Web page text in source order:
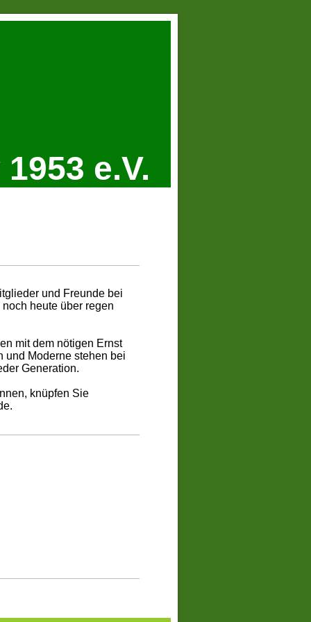
e.V.
und Freunde bei
heute über regen
mit dem nötigen Ernst
und Moderne stehen bei
Generation.
knüpfen Sie